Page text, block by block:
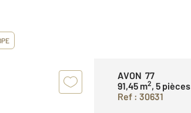
AVON 77
91,45 m2, 5 pièces
Ref : 30631